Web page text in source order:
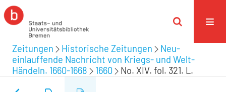
Zeitungen Historische Zeitungen
Neu-
einlauffende Nachricht von Kriegs- und Welt-
Händeln. 1660-1668
1660 No. XIV. fol. 321. L.